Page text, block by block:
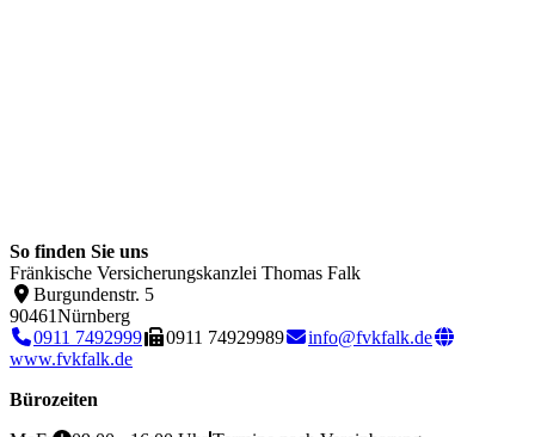
So finden Sie uns
Fränkische Versicherungskanzlei Thomas Falk
Burgundenstr. 5
90461Nürnberg
0911 7492999
0911 74929989
info@fvkfalk.de
www.fvkfalk.de
Bürozeiten